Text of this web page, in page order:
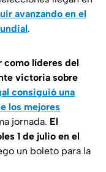
avanzando en el
.
como líderes del
victoria sobre
consiguió una
los mejores
jornada. El
1 de julio en el
un boleto para la